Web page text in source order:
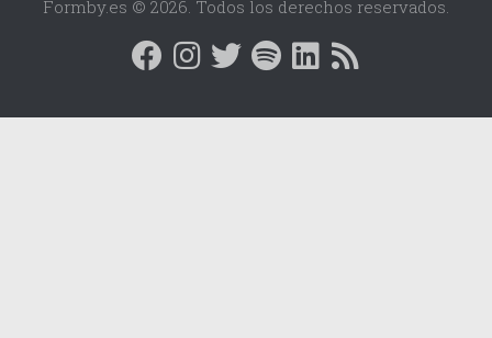
Formby.es © 2026. Todos los derechos reservados.